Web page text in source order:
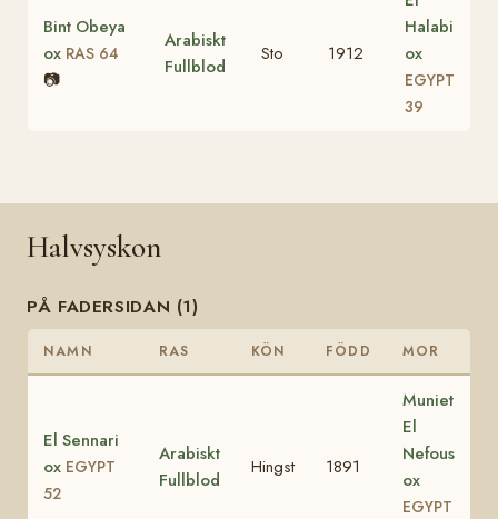
Bint Obeya
ox RAS 64
📷
Arabiskt
Fullblod
Sto 1912
Halabi
ox
EGYPT
39
Halvsyskon
PÅ FADERSIDAN (1)
NAMN RAS KÖN FÖDD MOR
El Sennari
ox EGYPT
52
Arabiskt
Fullblod
Hingst 1891
Muniet
El
Nefous
ox
EGYPT